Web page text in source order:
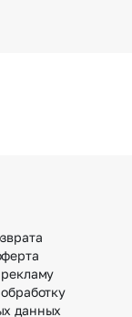
данных